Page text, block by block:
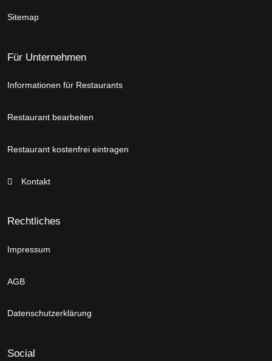
Sitemap
Für Unternehmen
Informationen für Restaurants
Restaurant bearbeiten
Restaurant kostenfrei eintragen
Kontakt
Rechtliches
Impressum
AGB
Datenschutzerklärung
Social